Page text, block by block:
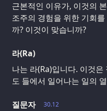
근본적인 이유가, 이것의
조주의 경험을 위한 기회
까? 이것이 맞습니까?
라(Ra)
나는 라(Ra)입니다. 이것
도 들에서 일어나는 일의
30.12
질문자